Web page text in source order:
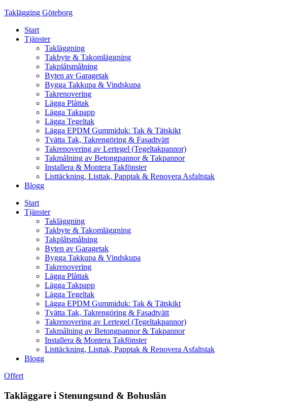
Skip
content
Taklägging Göteborg
Start
Tjänster
Takläggning
Takbyte & Takomläggning
Takplåtsmålning
Byten av Garagetak
Bygga Takkupa & Vindskupa
Takrenovering
Lägga Plåttak
Lägga Takpapp
Lägga Tegeltak
Lägga EPDM Gummiduk: Tak & Tätskikt
Tvätta Tak, Takrengöring & Fasadtvätt
Takrenovering av Lertegel (Tegeltakpannor)
Takmålning av Betongpannor & Takpannor
Installera & Montera Takfönster
Listtäckning, Listtak, Papptak & Renovera Asfaltstak
Blogg
Start
Tjänster
Takläggning
Takbyte & Takomläggning
Takplåtsmålning
Byten av Garagetak
Bygga Takkupa & Vindskupa
Takrenovering
Lägga Plåttak
Lägga Takpapp
Lägga Tegeltak
Lägga EPDM Gummiduk: Tak & Tätskikt
Tvätta Tak, Takrengöring & Fasadtvätt
Takrenovering av Lertegel (Tegeltakpannor)
Takmålning av Betongpannor & Takpannor
Installera & Montera Takfönster
Listtäckning, Listtak, Papptak & Renovera Asfaltstak
Blogg
Offert
Takläggare i Stenungsund & Bohuslän